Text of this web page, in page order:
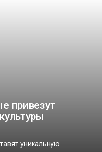
привезут
уникальную